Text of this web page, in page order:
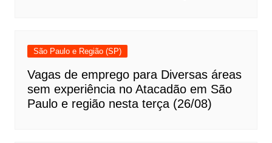
São Paulo e Região (SP)
Vagas de emprego para Diversas áreas
sem experiência no Atacadão em São
Paulo e região nesta terça (26/08)